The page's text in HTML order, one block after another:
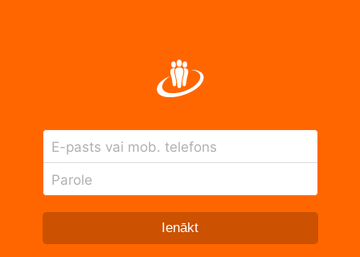
E-pasts vai mob. telefons
Parole
Ienākt